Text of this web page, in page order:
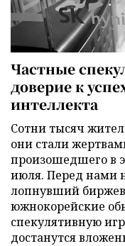
Частные
доверие к
интеллекта
Сотни тысяч
они стали
произошедшего в
июля. Перед нами
лопнувший
южнокорейские
спекулятивную
достанутся